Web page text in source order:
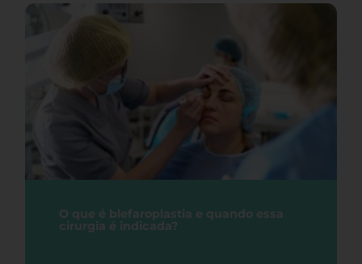
O que é blefaroplastia e quando essa
cirurgia é indicada?